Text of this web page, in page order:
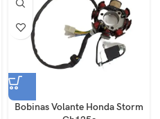
Bobinas Volante Honda Storm